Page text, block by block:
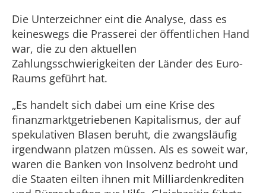
Die Unterzeichner eint die Analyse, dass es
keineswegs die Prasserei der öffentlichen Hand
war, die zu den aktuellen
Zahlungsschwierigkeiten der Länder des Euro-
Raums geführt hat.
„Es handelt sich dabei um eine Krise des
finanzmarktgetriebenen Kapitalismus, der auf
spekulativen Blasen beruht, die zwangsläufig
irgendwann platzen müssen. Als es soweit war,
waren die Banken von Insolvenz bedroht und
die Staaten eilten ihnen mit Milliardenkrediten